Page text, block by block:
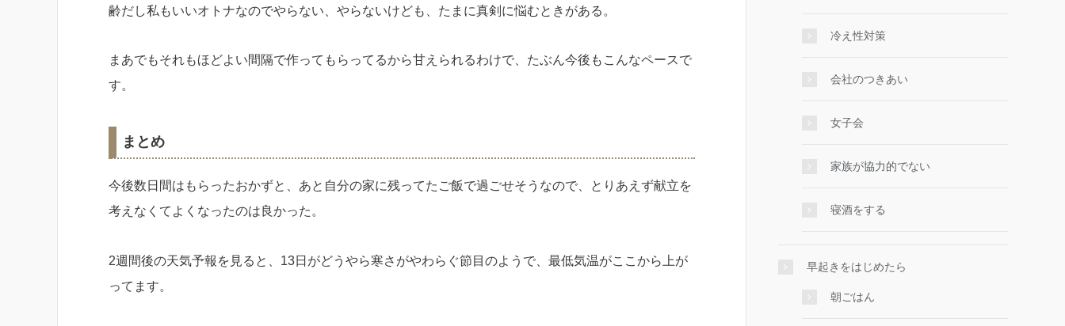
齢だし私もいいオトナなのでやらない、やらないけども、たまに真剣に悩むときがある。
まあでもそれもほどよい間隔で作ってもらってるから甘えられるわけで、たぶん今後もこんなペースで
す。
まとめ
今後数日間はもらったおかずと、あと自分の家に残ってたご飯で過ごせそうなので、とりあえず献立を
考えなくてよくなったのは良かった。
2週間後の天気予報を見ると、13日がどうやら寒さがやわらぐ節目のようで、最低気温がここから上が
ってます。
冷え性対策
会社のつきあい
女子会
家族が協力的でない
寝酒をする
早起きをはじめたら
朝ごはん